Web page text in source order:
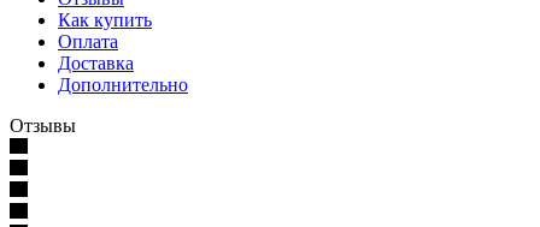
Как купить
Оплата
Доставка
Дополнительно
Отзывы